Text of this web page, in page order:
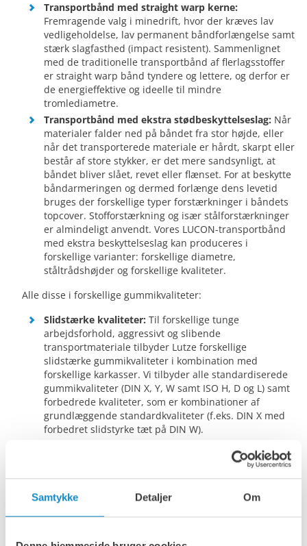
Samtykke Detaljer Om
Transportbånd med straight warp kerne:
Fremragende valg i minedrift, hvor der kræves lav
vedligeholdelse, lav permanent båndforlængelse samt
stærk slagfasthed (impact resistent). Sammenlignet
med de traditionelle transportbånd af flerlagsstoffer
er straight warp bånd tyndere og lettere, og derfor er
de energieffektive og ideelle til mindre
tromlediametre.
Transportbånd med ekstra stødbeskyttelseslag: Når
materialer falder ned på båndet fra stor højde, eller
når det transporterede materiale er hårdt, skarpt eller
består af store stykker, er det mere sandsynligt, at
båndet bliver slået, revet eller flænset. For at beskytte
båndarmeringen og dermed forlænge dens levetid
bruges der forskellige typer forstærkninger i båndets
topcover. Stofforstærkning og især stålforstærkninger
er almindeligt anvendt. Vores LUCON-transportbånd
med ekstra beskyttelseslag kan produceres i
forskellige varianter: forskellige diametre,
ståltrådshøjder og forskellige kvaliteter.
Alle disse i forskellige gummikvaliteter:
Slidstærke kvaliteter: Til forskellige tunge
arbejdsforhold, aggressivt og slibende
transportmateriale tilbyder Lutze forskellige
slidstærke gummikvaliteter i kombination med
forskellige karkasser. Vi tilbyder alle standardiserede
gummikvaliteter (DIN X, Y, W samt ISO H, D og L) samt
forbedrede kvaliteter, som er kombinationer af
grundlæggende standardkvaliteter (f.eks. DIN X med
forbedret slidstyrke tæt på DIN W).
eksplosive atmosfærer er der ofte brug for
flammebestandige eller selvslukkende båndkvaliteter.
eller under jorden) tilbyder Lutze flammehæmmende
bånd til minedrift over jorden i henhold til ISO 12882
henhold til ISO 14973.